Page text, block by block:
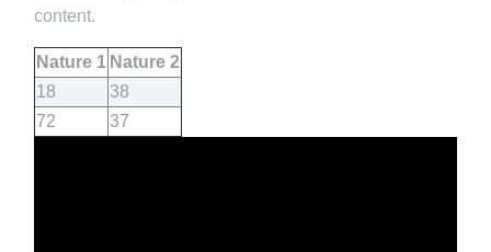
content.
Nature 1 Nature 2
18
38
72
37